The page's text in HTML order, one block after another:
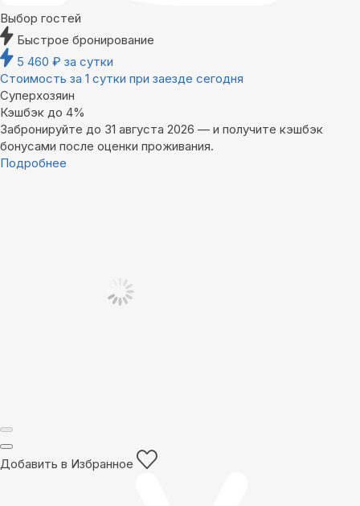
Выбор гостей
Быстрое бронирование
5 460 ₽ за сутки
Стоимость за 1 сутки при заезде сегодня
Суперхозяин
Кэшбэк до 4%
Забронируйте до 31 августа 2026 — и получите кэшбэк
бонусами после оценки проживания.
Подробнее
Добавить в Избранное